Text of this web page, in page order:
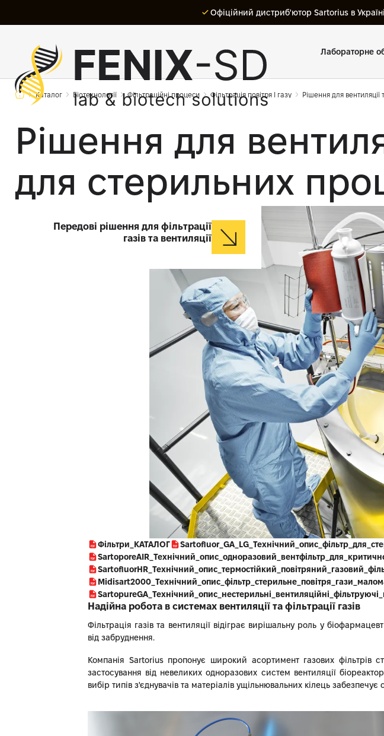
Офіційний дистриб'ютор Sartorius в Україні
Лабораторне
Каталог Біотехнології Фільтраційні процеси Фільтрація повітря I газу Рішення для вентиляції
Рішення для
для стерильних
Передові рішення для фільтрації
газів та вентиляції
Фільтри_КАТАЛОГ
Надійна робота в системах вентиляції та фільтрації газів
Фільтрація газів та вентиляції відіграє вирішальну роль у
від забруднення.
Компанія Sartorius пропонує широкий асортимент газових фільтрів
застосування від невеликих одноразових систем вентиляції
вибір типів з'єднувачів та матеріалів ущільнювальних кілець